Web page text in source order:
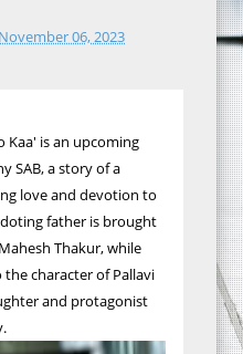
November 06, 2023
Kaa' is an upcoming
SAB, a story of a
love and devotion to
father is brought
Thakur, while
character of Pallavi
and protagonist